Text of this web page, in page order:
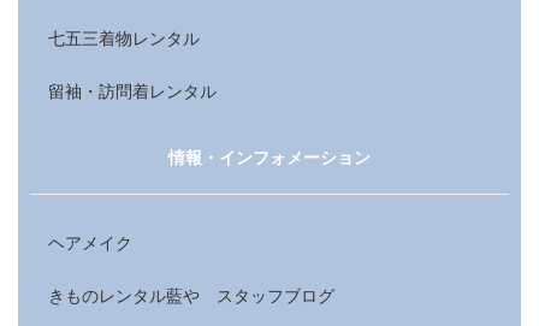
七五三着物レンタル
留袖・訪問着レンタル
情報・インフォメーション
ヘアメイク
きものレンタル藍や スタッフブログ